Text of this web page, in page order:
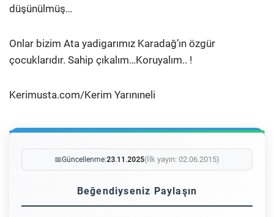
düşünülmüş…
Onlar bizim Ata yadigarımız Karadağ’ın özgür
çocuklarıdır. Sahip çıkalım…Koruyalım.. !
Kerimusta.com/Kerim Yarınıneli
📅Güncellenme:23.11.2025(İlk yayın: 02.06.2015)
Beğendiyseniz Paylaşın